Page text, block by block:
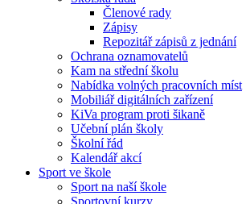
Členové rady
Zápisy
Repozitář zápisů z jednání
Ochrana oznamovatelů
Kam na střední školu
Nabídka volných pracovních míst
Mobiliář digitálních zařízení
KiVa program proti šikaně
Učební plán školy
Školní řád
Kalendář akcí
Sport ve škole
Sport na naší škole
Sportovní kurzy